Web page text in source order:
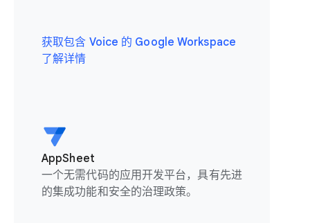
获取包含 Voice 的 Google Workspace
了解详情
AppSheet
一个无需代码的应用开发平台，具有先进
的集成功能和安全的治理政策。